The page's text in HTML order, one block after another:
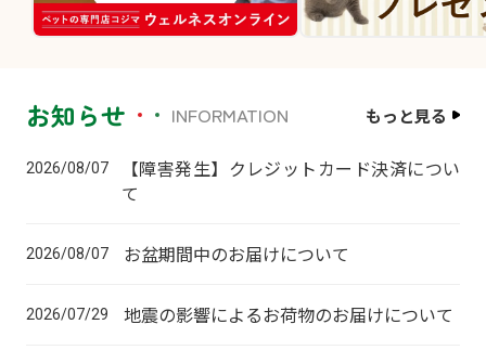
お知らせ INFORMATION もっと見る
2026/08/07
【障害発生】クレジットカード決済につい
て
2026/08/07 お盆期間中のお届けについて
2026/07/29 地震の影響によるお荷物のお届けについて